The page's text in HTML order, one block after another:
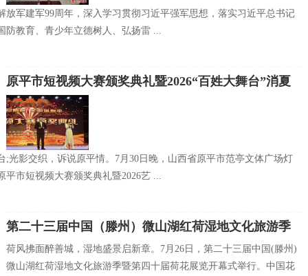
放军建军99周年，深入学习贯彻习近平强军思想，落实习近平总书记
防教育、青少年立德树人、弘扬雷 ...
原平市短视频大赛颁奖典礼暨2026“百姓大舞台”消夏
演出季同步举行
;光影交织，诉说原平情。7月30日晚，山西省原平市范亭文体广场灯
平市短视频大赛颁奖典礼暨2026艺 ...
第二十三届中国（滕州）微山湖红荷湿地文化旅游季
暨第四十届荷花展览开幕式举行
荷风拂面醉善城，湿地盛景启新章。7月26日，第二十三届中国(滕州)
微山湖红荷湿地文化旅游季暨第四十届荷花展览开幕式举行。中国花